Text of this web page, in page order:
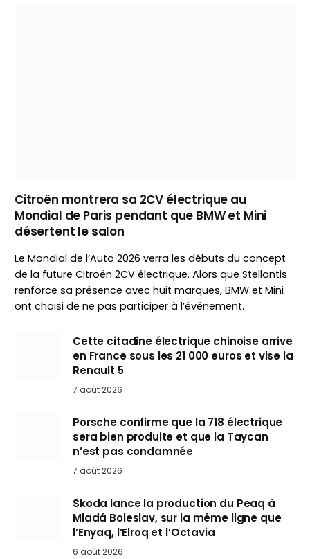
Citroën montrera sa 2CV électrique au
Mondial de Paris pendant que BMW et Mini
désertent le salon
Le Mondial de l’Auto 2026 verra les débuts du concept
de la future Citroën 2CV électrique. Alors que Stellantis
renforce sa présence avec huit marques, BMW et Mini
ont choisi de ne pas participer à l’événement.
Cette citadine électrique chinoise arrive
en France sous les 21 000 euros et vise la
Renault 5
7 août 2026
Porsche confirme que la 718 électrique
sera bien produite et que la Taycan
n’est pas condamnée
7 août 2026
Skoda lance la production du Peaq à
Mladá Boleslav, sur la même ligne que
l’Enyaq, l’Elroq et l’Octavia
6 août 2026